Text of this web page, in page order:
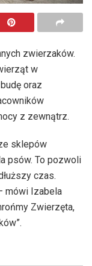
zwierzaków.
w
oraz
z zewnątrz.
sklepów
psów. To pozwoli
czas.
mówi Izabela
Zwierzęta,